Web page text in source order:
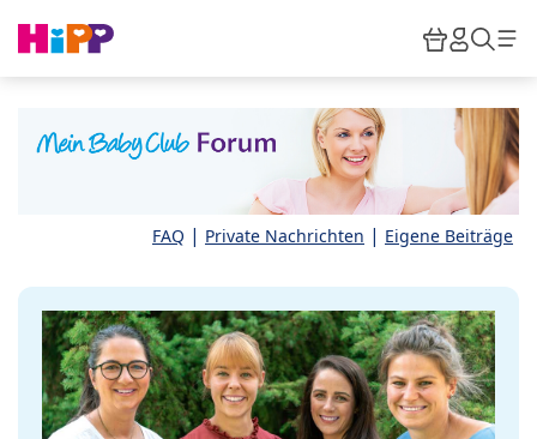
HiPP
FAQ | Private Nachrichten | Eigene Beiträge